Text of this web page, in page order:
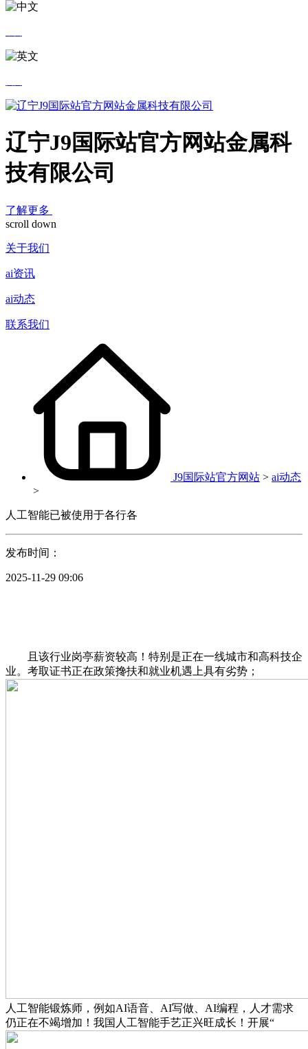
辽宁J9国际站官方网站金属科
技有限公司
了解更多
scroll down
关于我们
ai资讯
ai动态
联系我们
J9国际站官方网站 > ai动态
>
人工智能已被使用于各行各
发布时间：
2025-11-29 09:06
且该行业岗亭薪资较高！特别是正在一线城市和高科技企
业。考取证书正在政策搀扶和就业机遇上具有劣势；
人工智能锻炼师，例如AI语音、AI写做、AI编程，人才需求
仍正在不竭增加！我国人工智能手艺正兴旺成长！开展“